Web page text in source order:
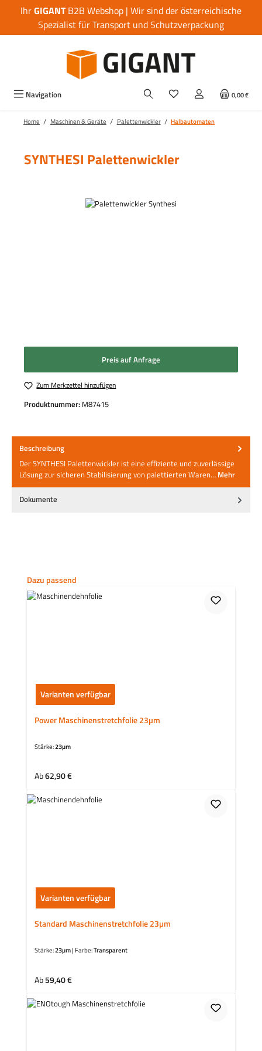
Zum Hauptinhalt springen
IhrGIGANTB2B Webshop | Wir sind der österreichische
Spezialist für Transport und Schutzverpackung
Navigation 0,00 €
Home / Maschinen & Geräte / Palettenwickler / Halbautomaten
SYNTHESI Palettenwickler
Bildergalerie überspringen
Preis auf Anfrage
Zum Merkzettel hinzufügen
Produktnummer: M87415
Beschreibung
Der SYNTHESI Palettenwickler ist eine effiziente und zuverlässige
Lösung zur sicheren Stabilisierung von palettierten Waren… Mehr
Dokumente
Produktgalerie überspringen
Dazu passend
Varianten verfügbar
Power Maschinenstretchfolie 23µm
Stärke:23µm
Regulärer Preis:
Ab62,90 €
Varianten verfügbar
Standard Maschinenstretchfolie 23µm
Stärke:23µm| Farbe:Transparent
Regulärer Preis:
Ab59,40 €